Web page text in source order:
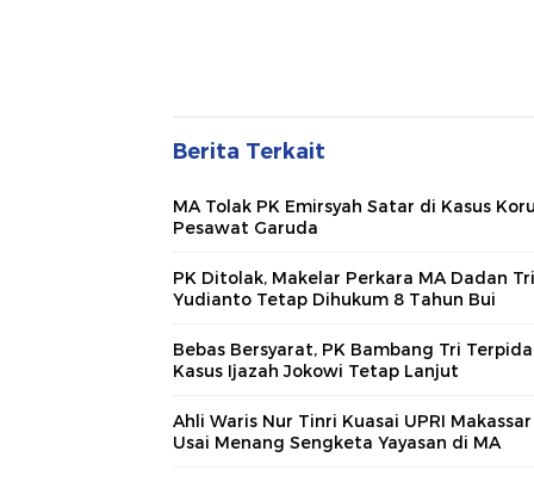
Berita Terkait
MA Tolak PK Emirsyah Satar di Kasus
Pesawat Garuda
PK Ditolak, Makelar Perkara MA Dadan Tri
Yudianto Tetap Dihukum 8 Tahun Bui
Bebas Bersyarat, PK Bambang Tri
Kasus Ijazah Jokowi Tetap Lanjut
Ahli Waris Nur Tinri Kuasai UPRI Makassar
Usai Menang Sengketa Yayasan di MA